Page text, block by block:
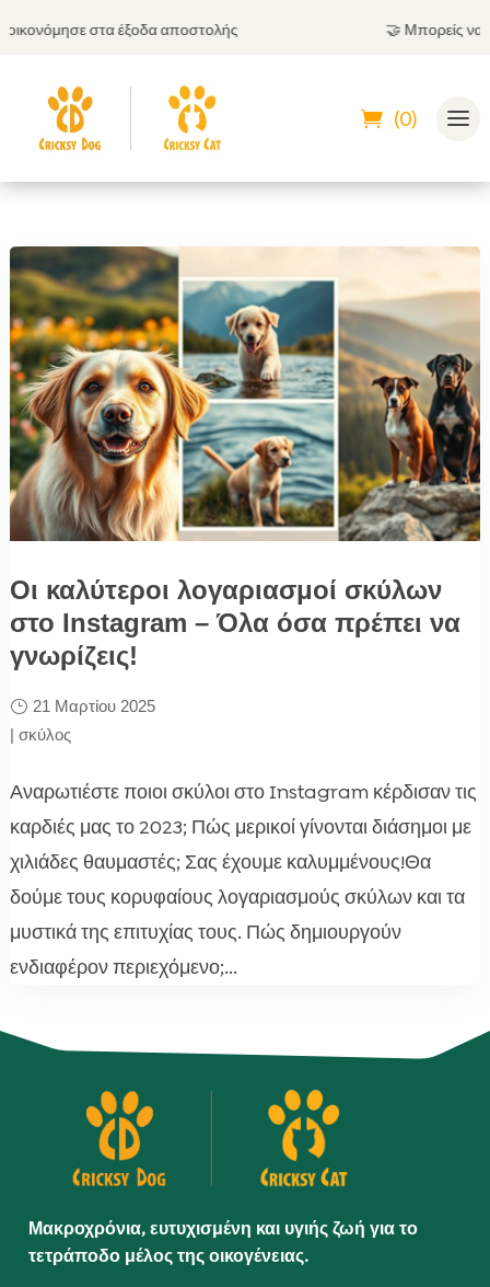
στα έξοδα αποστολής Μπορείς να
(0)
Οι καλύτεροι λογαριασμοί σκύλων
στο Instagram – Όλα όσα πρέπει να
γνωρίζεις!
21 Μαρτίου 2025
| σκύλος
Αναρωτιέστε ποιοι σκύλοι στο Instagram κέρδισαν τις
καρδιές μας το 2023; Πώς μερικοί γίνονται διάσημοι με
χιλιάδες θαυμαστές; Σας έχουμε καλυμμένους!Θα
δούμε τους κορυφαίους λογαριασμούς σκύλων και τα
μυστικά της επιτυχίας τους. Πώς δημιουργούν
ενδιαφέρον περιεχόμενο;...
Μακροχρόνια, ευτυχισμένη και υγιής ζωή για το
τετράποδο μέλος της οικογένειας.